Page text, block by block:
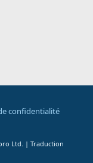
confidentialité
Ltd. | Traduction